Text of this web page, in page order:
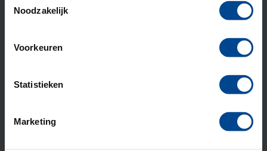
Noodzakelijk
Voorkeuren
Statistieken
Marketing
“Tijdens het opleidingsprogramma bouwen de HAPP-
ers een intern netwerk op, dit netwerk is pure winst! Of
iemand nu bij ‘Woningbouw’ of bij ‘Infra’ zit, ze weten
in de toekomst wie ze moeten bellen. Dit vinden we in
Heijmans. We spreken ook wel van een netwerk voor
Meer weten over onze Incompany programma’s?